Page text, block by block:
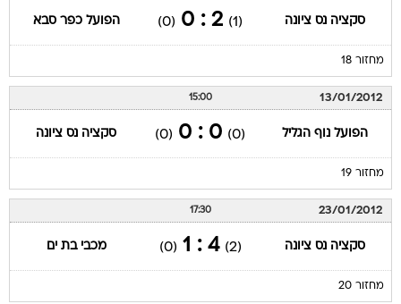
סקציה נס ציונה (1)
2 : 0
(0) הפועל כפר סבא
מחזור 18
13/01/2012
15:00
הפועל נוף הגליל (0)
0 : 0
(0) סקציה נס ציונה
מחזור 19
23/01/2012
17:30
סקציה נס ציונה (2)
4 : 1
(0) מכבי בת ים
מחזור 20